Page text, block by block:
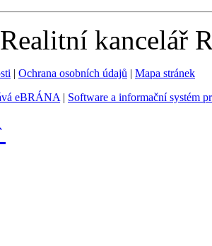
kancelář
| Ochrana osobních údajů | Mapa stránek
eBRÁNA | Software a informační systém